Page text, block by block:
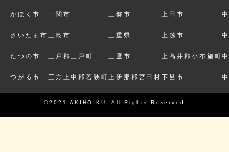
かほく市
さいたま市
たつの市
つがる市
一関市
三島市
三戸郡三戸町
三方上中郡若狭町
三郷市
三重県
三鷹市
上伊那郡宮田村
上田市
上越市
上高井郡小布施町
下呂市
©2021 AKIHOIKU. All Rights Reserved